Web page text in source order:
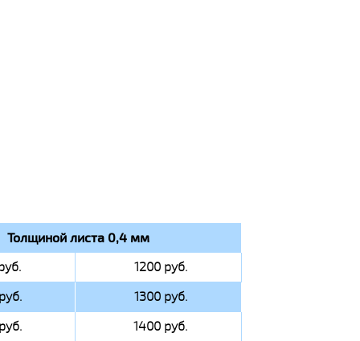
Толщиной листа 0,4 мм
1200 руб.
1300 руб.
1400 руб.